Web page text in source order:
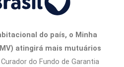
do país, o Minha
atingirá mais mutuários
do Fundo de Garantia